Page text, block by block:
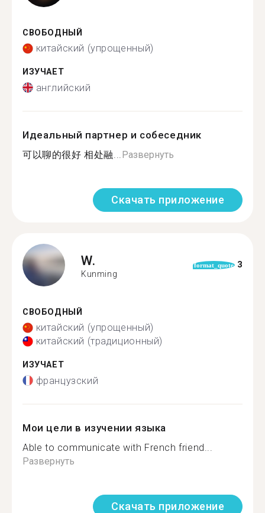
СВОБОДНЫЙ
китайский (упрощенный)
ИЗУЧАЕТ
английский
Идеальный партнер и собеседник
可以聊的很好 相处融... Развернуть
Скачать приложение
W.
Kunming
format_quote 3
СВОБОДНЫЙ
китайский (упрощенный)
китайский (традиционный)
ИЗУЧАЕТ
французский
Мои цели в изучении языка
Able to communicate with French friend...
Развернуть
Скачать приложение